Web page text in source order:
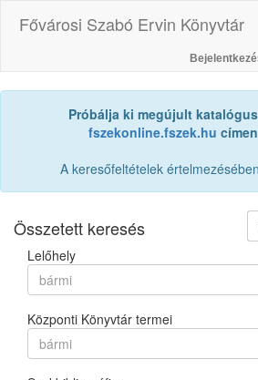
Fővárosi Szabó Ervin Könyvtár
Próbálja ki megújult
fszekonline.fszek.hu
A keresőfeltételek
Összetett keresés
Lelőhely
bármi
Központi Könyvtár termei
bármi